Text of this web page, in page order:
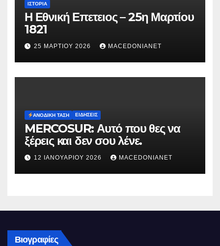
ΙΣΤΟΡΊΑ
Η Εθνική Επετειος – 25η Μαρτίου
1821
25 ΜΑΡΤΊΟΥ 2026 MACEDONIANET
ΑΝΟΔΙΚΉ ΤΆΣΗ ΕΙΔΉΣΕΙΣ
MERCOSUR: Αυτό που θες να
ξέρεις και δεν σου λένε.
12 ΙΑΝΟΥΑΡΊΟΥ 2026 MACEDONIANET
Βιογραφίες